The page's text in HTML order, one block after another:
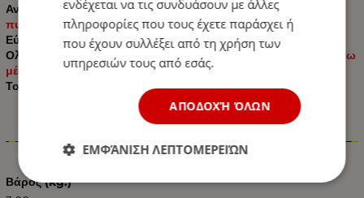
Αντοχή στη φθορά, καλόαδιάβροχο αποτέλεσμα και ισχυρή
πυροπροστασία.
Εύκολη εγκατάσταση.
Ολοκληρωμένος σχεδιασμός,
καλύπτει το μπροστινό και πίσω
μέρος του καθίσματος.
Το Πακέτο αποτελείται από: 5 Τεμάχια
Χαρακτηριστικά
Βάρος (kg.)
ενδέχεται να τις συνδυάσουν με άλλες
πληροφορίες που τους έχετε παράσχει ή
που έχουν συλλέξει από τη χρήση των
υπηρεσιών τους από εσάς.
ΑΠΟΔΟΧΉ ΌΛΩΝ
ΕΜΦΆΝΙΣΗ ΛΕΠΤΟΜΕΡΕΙΏΝ